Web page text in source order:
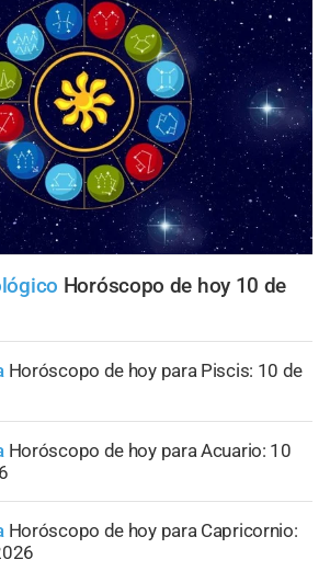
Horóscopo de hoy 10 de
Horóscopo de hoy para Piscis: 10 de
Horóscopo de hoy para Acuario: 10
Horóscopo de hoy para Capricornio: